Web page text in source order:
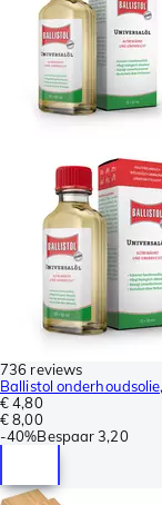
736 reviews
Ballistol
€ 4,80
€ 8,00
-40%Bespaar 3,20